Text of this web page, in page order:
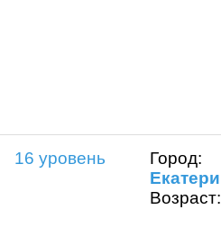
16 уровень
Город:
Возраст: